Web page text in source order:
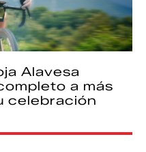
Alavesa
a más
celebración